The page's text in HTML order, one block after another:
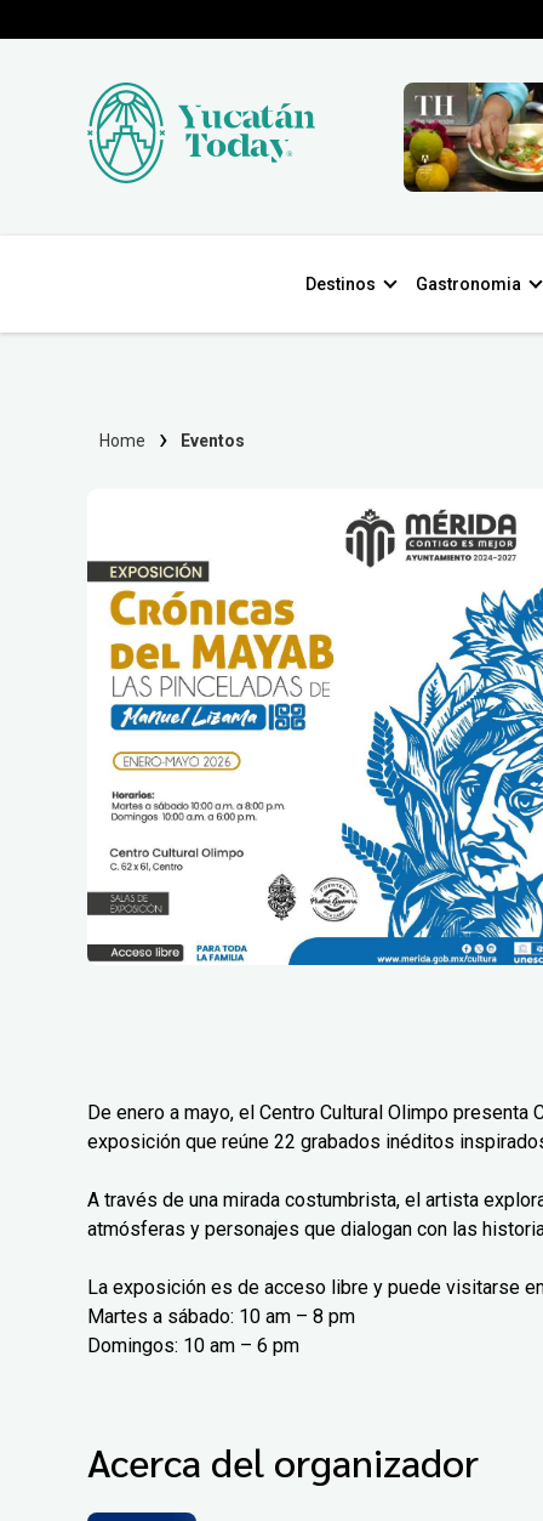
Destinos Gastronomia
Home Eventos
De enero a mayo, el Centro Cultural Olimpo
exposición que reúne 22 grabados inéditos
A través de una mirada costumbrista, el artista
atmósferas y personajes que dialogan con las
La exposición es de acceso libre y puede visitarse
Martes a sábado: 10 am – 8 pm
Domingos: 10 am – 6 pm
Acerca del organizador